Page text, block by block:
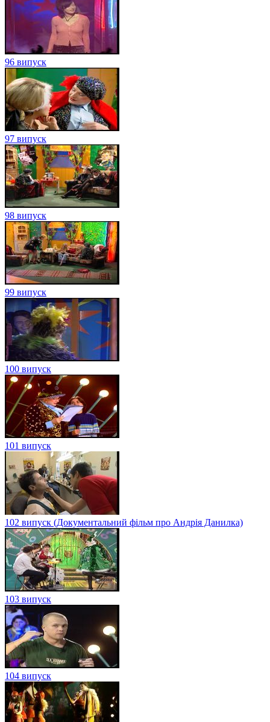
96 випуск
97 випуск
98 випуск
99 випуск
100 випуск
101 випуск
102 випуск (Документальний фільм про Андрія Данилка)
103 випуск
104 випуск